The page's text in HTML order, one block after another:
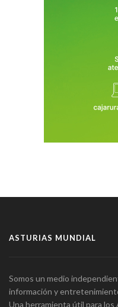
ASTURIAS MUNDIAL
Somos un medio
información y
Una herramienta útil para